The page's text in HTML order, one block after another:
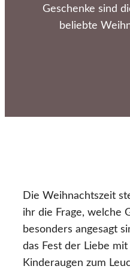
Geschenke sind
beliebte
Die Weihnachtszeit
ihr die Frage, welche
besonders angesagt
das Fest der Liebe
Kinderaugen zum